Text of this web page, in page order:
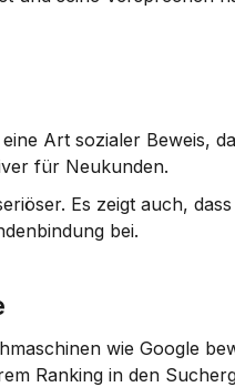
Art sozialer Beweis,
für Neukunden.
Es zeigt auch,
bei.
wie Google
Ranking in den